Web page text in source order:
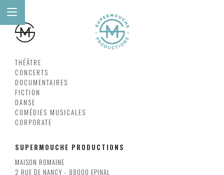
THÉÂTRE
CONCERTS
DOCUMENTAIRES
FICTION
DANSE
COMÉDIES MUSICALES
CORPORATE
SUPERMOUCHE PRODUCTIONS
MAISON ROMAINE
2 RUE DE NANCY - 88000 EPINAL